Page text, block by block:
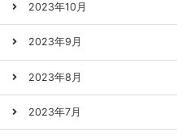
2023年10月
2023年9月
2023年8月
2023年7月